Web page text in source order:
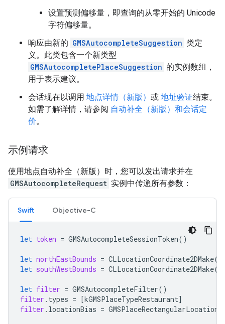
设置预测偏移量，即查询的从零开始的 Unicode
字符偏移量。
响应由新的 GMSAutocompleteSuggestion 类定
义。此类包含一个新类型
GMSAutocompletePlaceSuggestion 的实例数组，
用于表示建议。
会话现在以调用 地点详情（新版） 或 地址验证结束。
如需了解详情，请参阅 自动补全（新版）和会话定
价。
示例请求
使用地点自动补全（新版）时，您可以发出请求并在
GMSAutocompleteRequest 实例中传递所有参数：
Swift Objective-C
let token = GMSAutocompleteSessionToken()
let northEastBounds = CLLocationCoordinate2DMake(
let southWestBounds = CLLocationCoordinate2DMake(
let filter = GMSAutocompleteFilter()
filter . types = [kGMSPlaceTypeRestaurant]
filter . locationBias =